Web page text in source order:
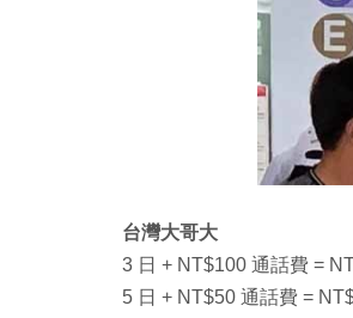
台灣大哥大
3 日 + NT$100 通話費 =
5 日 + NT$50 通話費 =